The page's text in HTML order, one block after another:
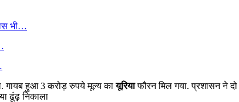
भी…
गायब हुआ 3 करोड़ रुपये मूल्य कायूरियाफौरन मिल गया. प्रशासन ने दो
ढूंढ़ निकाला